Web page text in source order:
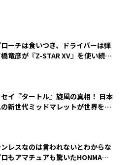
ローチは食いつき、ドライバーは弾
竜彦が『Z-STAR XV』を使い続け
イ『タートル』旋風の真相！ 日本
新世代ミッドマレットが世界を席
ンレスなのは言われないとわからな
もアマチュアも驚いたHONMA